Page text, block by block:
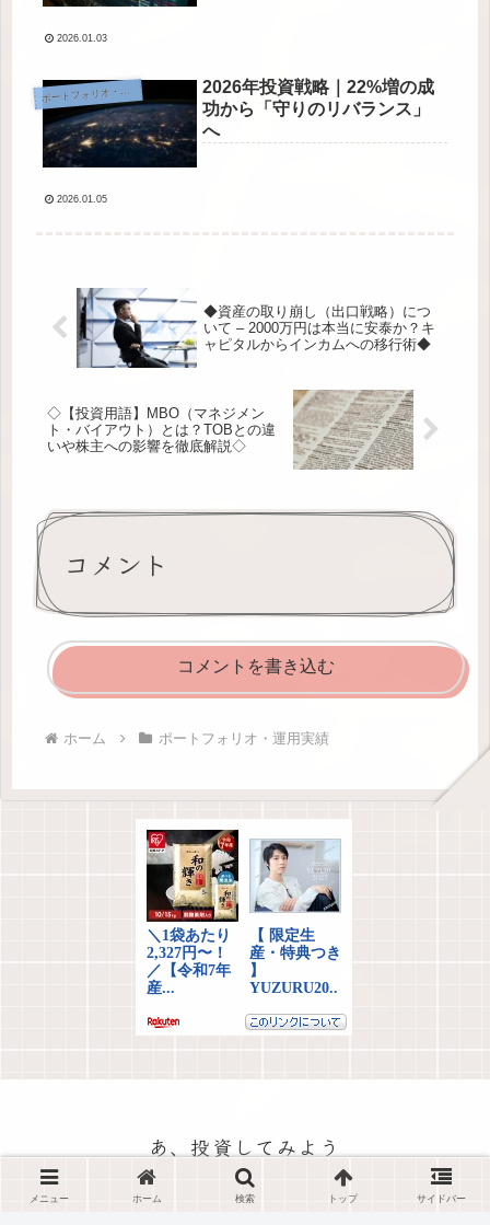
2026.01.03
ポ ートフォリオ・運用実績
2026年投資戦略｜22%増の成
功から「守りのリバランス」
へ
2026.01.05
◆資産の取り崩し（出口戦略）につ
いて – 2000万円は本当に安泰か？キ
ャピタルからインカムへの移行術◆
◇【投資用語】MBO（マネジメン
ト・バイアウト）とは？TOBとの違
いや株主への影響を徹底解説◇
コメント
コメントを書き込む
ホーム ポートフォリオ・運用実績
あ、投資してみよう
プライバシーポリシー お問い合わせ
メニュー ホーム 検索 トップ サイドバー